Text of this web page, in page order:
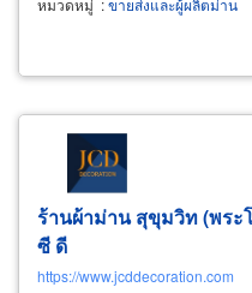
มหาช่างจากหลายแหล่งให้วุ่นวาย
ร้านผ้าม่าน สุขุมวิท (พระ
ซี ดี
https://www.jcddecoration.com